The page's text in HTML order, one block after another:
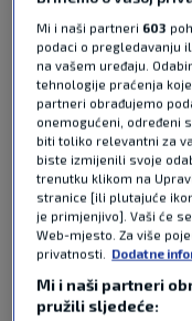
Mi i naši partneri 603
podaci o pregledavanju
na vašem uređaju.
tehnologije praćenja
partneri obrađujemo
onemogućeni, određeni
biti toliko relevantni za
biste izmijenili svoje
trenutku klikom na
stranice [ili plutajuće
je primjenjivo]. Vaši će
Web-mjesto. Za više
privatnosti. Dodatne
Mi i naši partneri
pružili sljedeće: